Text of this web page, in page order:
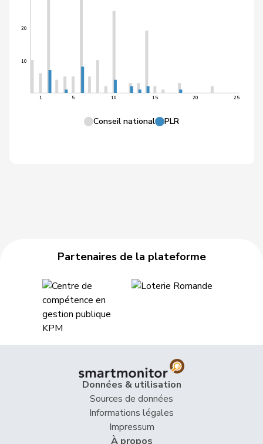
10
20
1 5 10 15 20 25
Conseil national PLR
Partenaires de la plateforme
Données & utilisation
Sources de données
Informations légales
Impressum
À propos